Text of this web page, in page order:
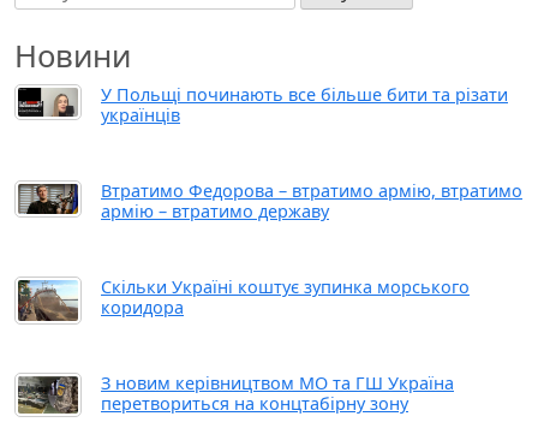
Новини
У Польщі починають все більше бити та різати
українців
Втратимо Федорова – втратимо армію, втратимо
армію – втратимо державу
Скільки Україні коштує зупинка морського
коридора
З новим керівництвом МО та ГШ Україна
перетвориться на концтабірну зону